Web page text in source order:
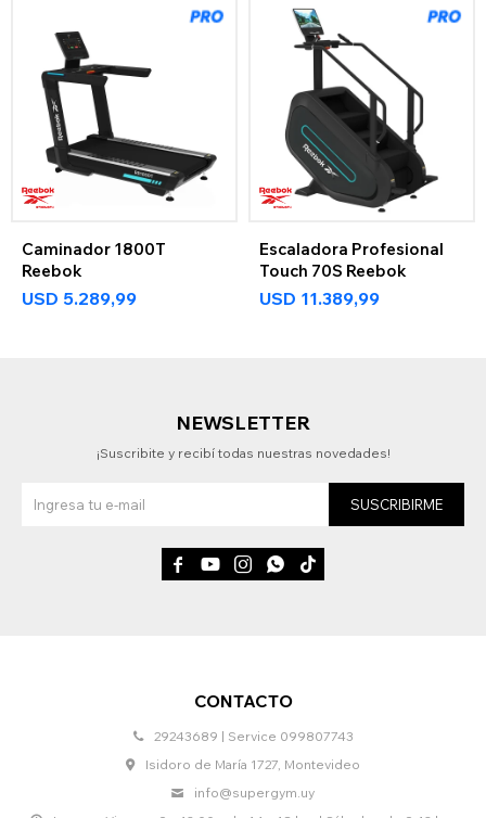
Caminador 1800T
Reebok
USD 5.289,99
Escaladora Profesional
Touch 70S Reebok
USD 11.389,99
CONTACTO
29243689 | Service 099807743
Isidoro de María 1727, Montevideo
info@supergym.uy
NEWSLETTER
¡Suscribite y recibí todas nuestras novedades!
SUSCRIBIRME
    